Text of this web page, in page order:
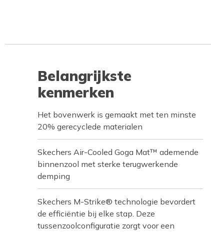
Belangrijkste
kenmerken
Het bovenwerk is gemaakt met ten minste
20% gerecyclede materialen
Skechers Air-Cooled Goga Mat™ ademende
binnenzool met sterke terugwerkende
demping
Skechers M-Strike® technologie bevordert
de efficiëntie bij elke stap. Deze
tussenzoolconfiguratie zorgt voor een